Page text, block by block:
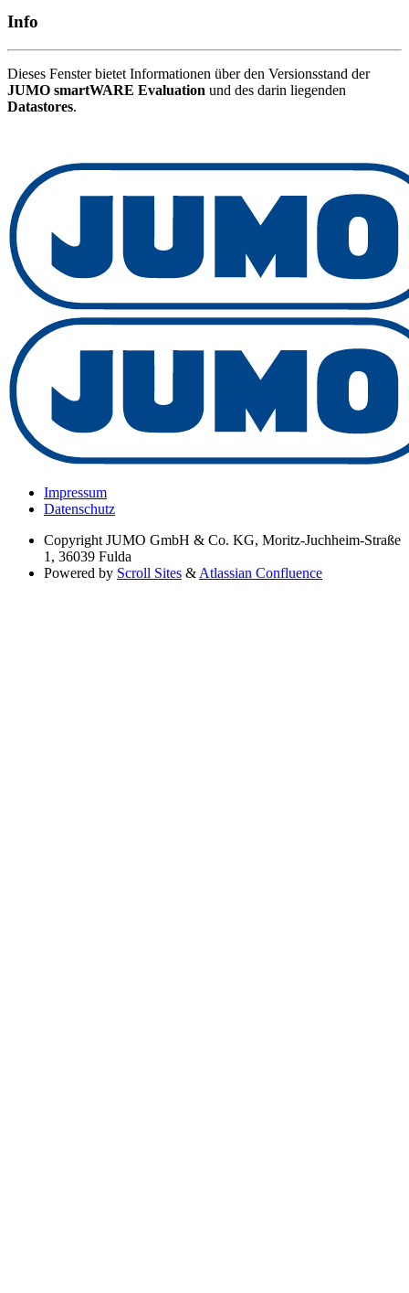
Info
Dieses Fenster bietet Informationen über den Versionsstand der
JUMO smartWARE Evaluation und des darin liegenden
Datastores.
Impressum
Datenschutz
Copyright JUMO GmbH & Co. KG, Moritz-Juchheim-Straße
1, 36039 Fulda
Powered by Scroll Sites & Atlassian Confluence